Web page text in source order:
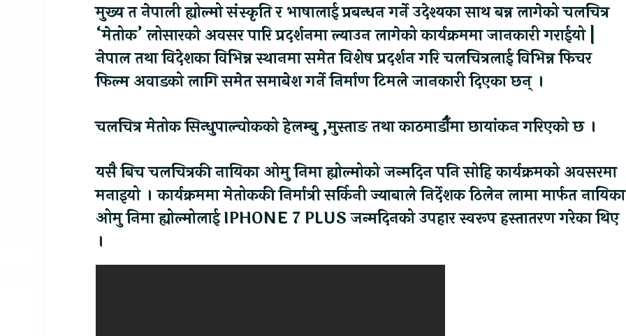
मुख्य त नेपाली ह्योल्मो संस्कृति र भाषालाई प्रबन्धन गर्ने उदेश्यका साथ बन्न लागेको चलचित्र
‘मेतोक’ लोसारको अवसर पारि प्रदर्शनमा ल्याउन लागेको कार्यक्रममा जानकारी गराईयो |
नेपाल तथा विदेशका विभिन्न स्थानमा समेत विशेष प्रदर्शन गरि चलचित्रलाई विभिन्न फिचर
फिल्म अवाडको लागि समेत समाबेश गर्ने निर्माण टिमले जानकारी दिएका छन् ।
चलचित्र मेतोक सिन्धुपाल्चोकको हेलम्बु ,मुस्ताङ तथा काठमाडौँमा छायांकन गरिएको छ ।
यसै बिच चलचित्रकी नायिका ओमु निमा ह्योल्मोको जन्मदिन पनि सोहि कार्यक्रमको अवसरमा
मनाइयो । कार्यक्रममा मेतोककी निर्मात्री सर्किनी ज्याबाले निर्देशक ठिलेन लामा मार्फत नायिका
ओमु निमा ह्योल्मोलाई IPHONE 7 PLUS जन्मदिनको उपहार स्वरूप हस्तातरण गरेका थिए
।